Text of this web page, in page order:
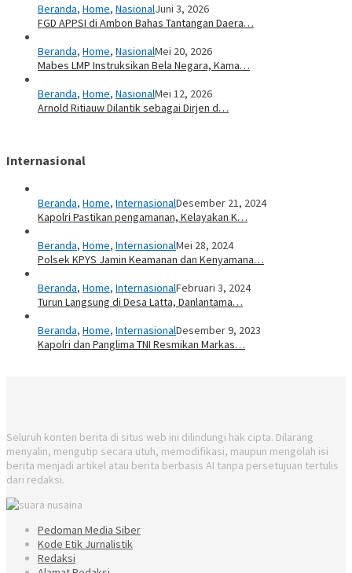
Beranda, Home, NasionalJuni 3, 2026
FGD APPSI di Ambon Bahas Tantangan Daera…
Beranda, Home, NasionalMei 20, 2026
Mabes LMP Instruksikan Bela Negara, Kama…
Beranda, Home, NasionalMei 12, 2026
Arnold Ritiauw Dilantik sebagai Dirjen d…
Internasional
Beranda, Home, InternasionalDesember 21, 2024
Kapolri Pastikan pengamanan, Kelayakan K…
Beranda, Home, InternasionalMei 28, 2024
Polsek KPYS Jamin Keamanan dan Kenyamana…
Beranda, Home, InternasionalFebruari 3, 2024
Turun Langsung di Desa Latta, Danlantama…
Beranda, Home, InternasionalDesember 9, 2023
Kapolri dan Panglima TNI Resmikan Markas…
Seluruh konten berita di situs web ini dilindungi hak cipta. Dilarang
menyalin, mengutip secara utuh, memodifikasi, maupun mengolah isi
berita menjadi artikel atau berita berbasis AI tanpa persetujuan tertulis
dari redaksi.
Pedoman Media Siber
Kode Etik Jurnalistik
Redaksi